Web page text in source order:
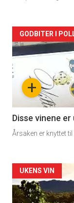
Artikler
detail
-
section
11
Dagens
rett
2
+
GODBITER I
Disse vinene
Årsaken er knyttet
Artikler
detail
UKENS VIN